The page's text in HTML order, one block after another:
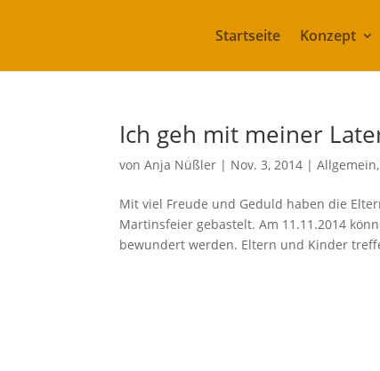
Startseite Konzept
Ich geh mit meiner
vonAnja Nüßler | Nov. 3, 2014 |Allgemein
Mit viel Freude und Geduld haben die
Martinsfeier gebastelt. Am 11.11.2014
bewundert werden. Eltern und Kinder